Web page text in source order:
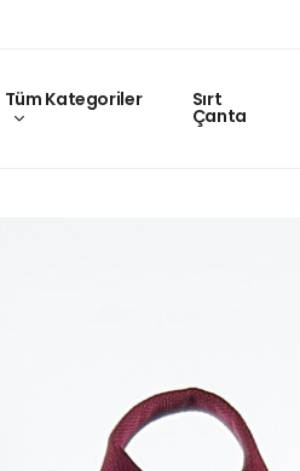
Tüm Kategoriler Sırt
Çanta